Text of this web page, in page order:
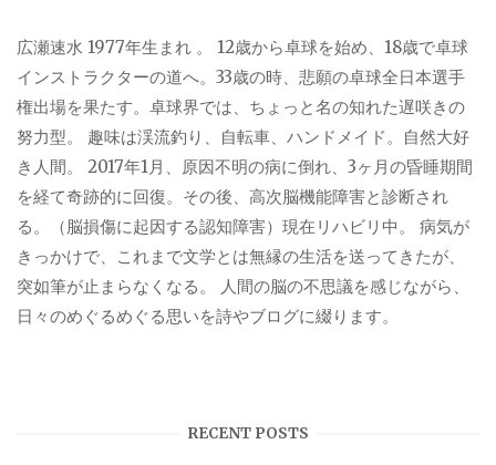
広瀬速水 1977年生まれ 。 12歳から卓球を始め、18歳で卓球
インストラクターの道へ。33歳の時、悲願の卓球全日本選手
権出場を果たす。卓球界では、ちょっと名の知れた遅咲きの
努力型。 趣味は渓流釣り、自転車、ハンドメイド。自然大好
き人間。 2017年1月、原因不明の病に倒れ、3ヶ月の昏睡期間
を経て奇跡的に回復。その後、高次脳機能障害と診断され
る。（脳損傷に起因する認知障害）現在リハビリ中。 病気が
きっかけで、これまで文学とは無縁の生活を送ってきたが、
突如筆が止まらなくなる。 人間の脳の不思議を感じながら、
日々のめぐるめぐる思いを詩やブログに綴ります。
RECENT POSTS